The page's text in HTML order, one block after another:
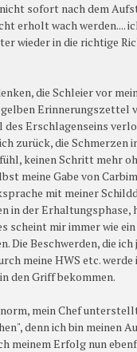
sofort nach dem
erholt wach werden....
wieder in die richtige
die Schleier vor
Erinnerungszettel
Erschlagenseins
zurück, die Schmerzen
keinen Schritt mehr
meine Gabe von
mit meiner
in der Erhaltungsphase,
scheint mir immer wie
Die Beschwerden, die
meine HWS etc. werde
den Griff bekommen.
mein Chef
denn ich bin meinen
meinem Erfolg nun